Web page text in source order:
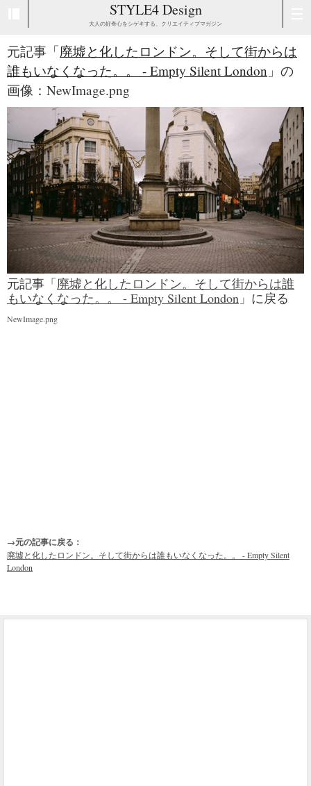
STYLE4 Design
大人の好奇心をシゲキする、クリエイティブマガジン
元記事「廃墟と化したロンドン。そして街からは
誰もいなくなった。。 - Empty Silent London 」の
画像：NewImage.png
元記事「廃墟と化したロンドン。そして街からは誰
もいなくなった。。 - Empty Silent London 」に戻る
NewImage.png
→元の記事に戻る：
廃墟と化したロンドン。そして街からは誰もいなくなった。。 - Empty Silent
London